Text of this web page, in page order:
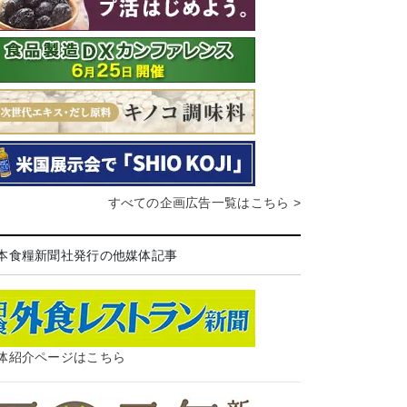
すべての企画広告一覧はこちら >
食糧新聞社発行の他媒体記事
紹介ページはこちら